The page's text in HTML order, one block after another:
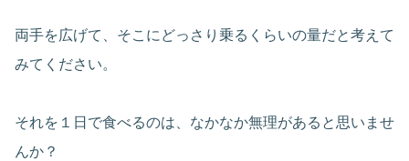
両手を広げて、そこにどっさり乗るくらいの量だと考えて
みてください。
それを１日で食べるのは、なかなか無理があると思いませ
んか？